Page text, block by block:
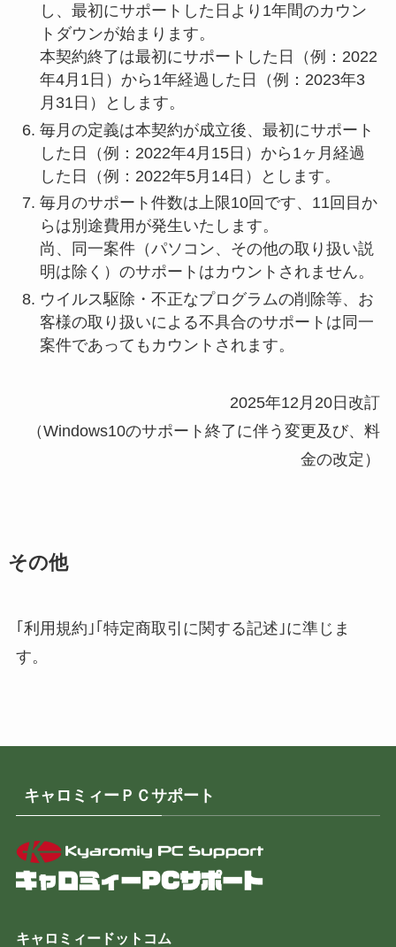
し、最初にサポートした日より1年間のカウン
トダウンが始まります。
本契約終了は最初にサポートした日（例：2022
年4月1日）から1年経過した日（例：2023年3
月31日）とします。
毎月の定義は本契約が成立後、最初にサポート
した日（例：2022年4月15日）から1ヶ月経過
した日（例：2022年5月14日）とします。
毎月のサポート件数は上限10回です、11回目か
らは別途費用が発生いたします。
尚、同一案件（パソコン、その他の取り扱い説
明は除く）のサポートはカウントされません。
ウイルス駆除・不正なプログラムの削除等、お
客様の取り扱いによる不具合のサポートは同一
案件であってもカウントされます。
2025年12月20日改訂
（Windows10のサポート終了に伴う変更及び、料
金の改定）
その他
｢利用規約｣｢特定商取引に関する記述｣に準じま
す。
キャロミィーＰＣサポート
キャロミィードットコム